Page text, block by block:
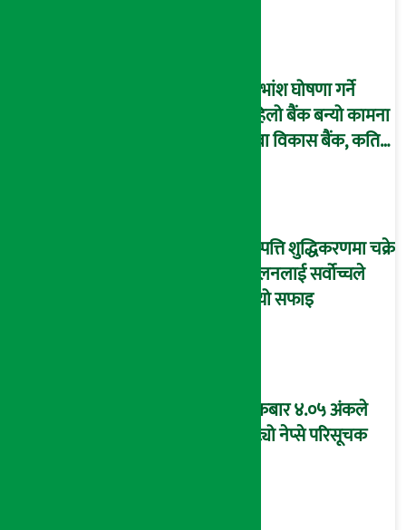
लाभांश घोषणा गर्ने
पहिलो बैंक बन्यो कामना
सेवा विकास बैंक, कति
सम्पत्ति शुद्धिकरणमा चक्रे
मिलनलाई सर्वोच्चले
दियो सफाइ
शुक्रबार ४.०५ अंकले
घट्यो नेप्से परिसूचक